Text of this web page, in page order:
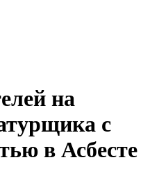
на
с
в Асбесте